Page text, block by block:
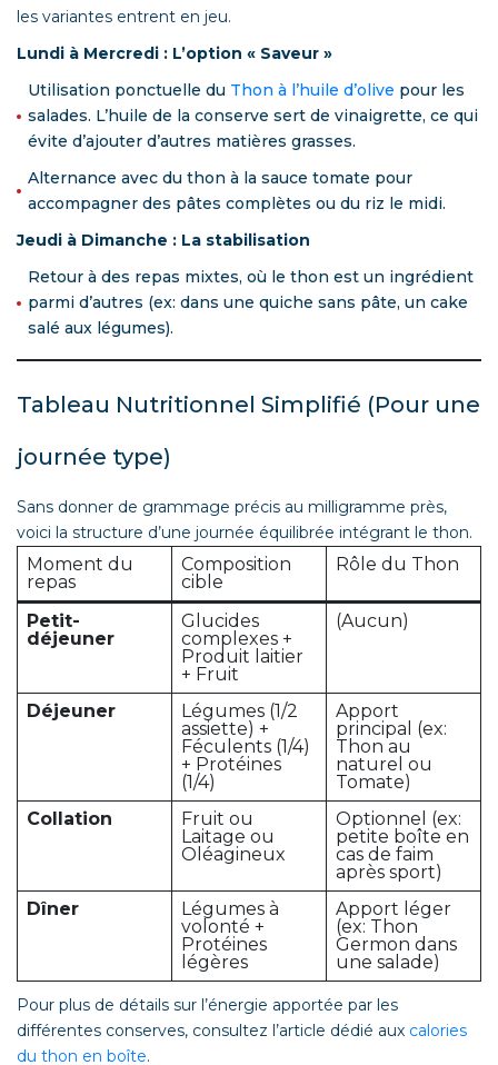
les variantes entrent en jeu.
Lundi à Mercredi : L’option « Saveur »
Utilisation ponctuelle du Thon à l’huile d’olive pour les
salades. L’huile de la conserve sert de vinaigrette, ce qui
évite d’ajouter d’autres matières grasses.
Alternance avec du thon à la sauce tomate pour
accompagner des pâtes complètes ou du riz le midi.
Jeudi à Dimanche : La stabilisation
Retour à des repas mixtes, où le thon est un ingrédient
parmi d’autres (ex: dans une quiche sans pâte, un cake
salé aux légumes).
Tableau Nutritionnel Simplifié (Pour une
journée type)
Sans donner de grammage précis au milligramme près,
voici la structure d’une journée équilibrée intégrant le thon.
Moment du
repas
Composition
cible
Rôle du Thon
Petit-
déjeuner
Glucides
complexes +
Produit laitier
+ Fruit
(Aucun)
Déjeuner
Légumes (1/2
assiette) +
Féculents (1/4)
+ Protéines
(1/4)
Apport
principal (ex:
Thon au
naturel ou
Tomate)
Collation
Fruit ou
Laitage ou
Oléagineux
Optionnel (ex:
petite boîte en
cas de faim
après sport)
Dîner
Légumes à
volonté +
Protéines
légères
Apport léger
(ex: Thon
Germon dans
une salade)
Pour plus de détails sur l’énergie apportée par les
différentes conserves, consultez l’article dédié aux calories
du thon en boîte.